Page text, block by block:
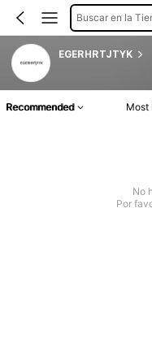
Buscar en la
EGERHRTJTYK
Recommended Most
No
Por